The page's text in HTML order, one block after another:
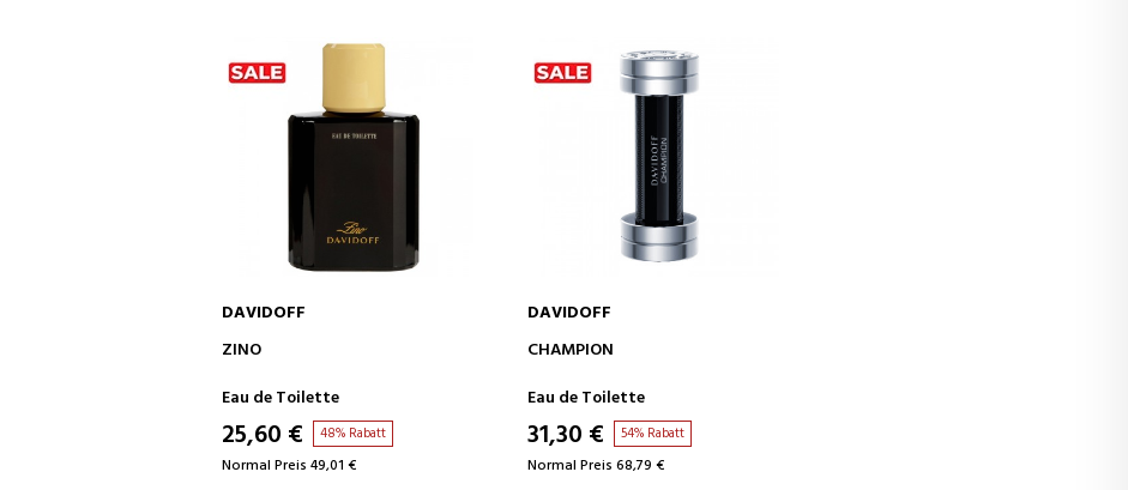
DAVIDOFF
ZINO
Eau de Toilette
25,60 € 48% Rabatt
Normal Preis 49,01 €
IN DEN WARENKORB
DAVIDOFF
CHAMPION
Eau de Toilette
31,30 € 54% Rabatt
Normal Preis 68,79 €